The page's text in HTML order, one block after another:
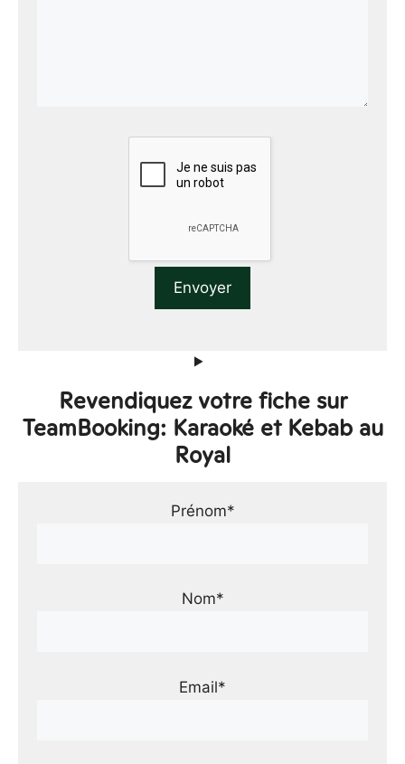
Revendiquez votre fiche sur
TeamBooking: Karaoké et Kebab au
Royal
Prénom*
Nom*
Email*